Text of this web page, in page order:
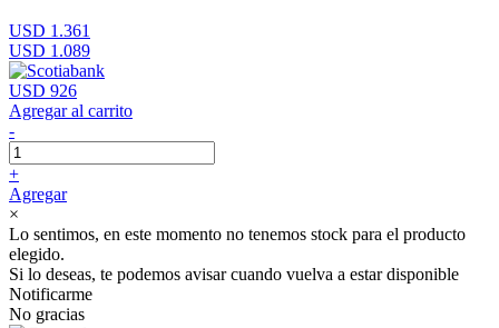
USD 1.361
USD 1.089
USD 926
Agregar al carrito
-
+
Agregar
×
Lo sentimos, en este momento no tenemos stock para el producto
elegido.
Si lo deseas, te podemos avisar cuando vuelva a estar disponible
Notificarme
No gracias